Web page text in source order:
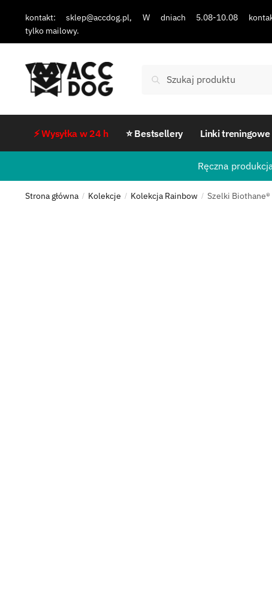
kontakt: sklep@accdog.pl, W dniach 5.08-10.08
tylko mailowy.
Szukaj
⚡ Wysyłka w 24 h ⭐ Bestsellery Linki treningowe
Ręczna
Strona główna / Kolekcje / Kolekcja Rainbow / Szelki